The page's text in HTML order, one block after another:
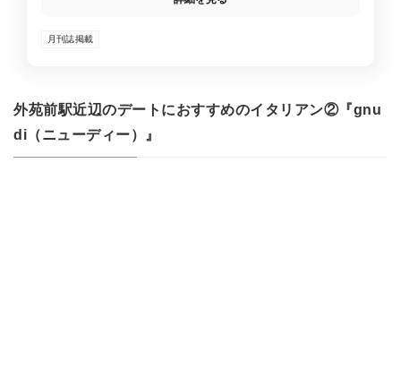
月刊誌掲載
外苑前駅近辺のデートにおすすめのイタリアン②『gnu
di（ニューディー）』